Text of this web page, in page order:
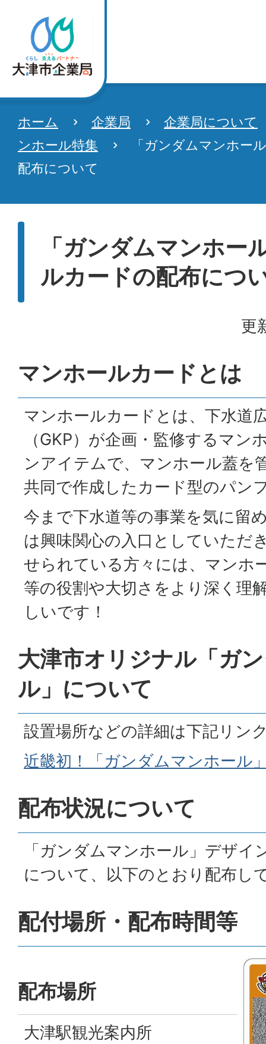
ホーム 企業局
企業局について
ンホール特集
「ガンダムマンホー
配布について
「ガンダムマンホー
ルカードの配布につ
更
マンホールカードとは
マンホールカードとは、下水道
（GKP）が企画・監修するマン
ンアイテムで、マンホール蓋を
共同で作成したカード型のパン
今まで下水道等の事業を気に留
は興味関心の入口としていただ
せられている方々には、マンホ
等の役割や大切さをより深く理
しいです！
大津市オリジナル「ガ
ル」について
設置場所などの詳細は下記リン
近畿初！「ガンダムマンホール
配布状況について
「ガンダムマンホール」デザ
について、以下のとおり配布し
配付場所・配布時間等
配布場所
大津駅観光案内所